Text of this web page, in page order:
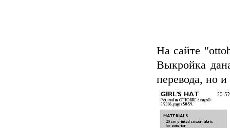
На сайте
Выкройка
перевода, но